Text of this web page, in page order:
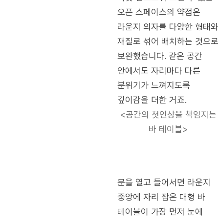
오픈 스페이스의 약점은
라운지 의자를 다양한 형태와
재질로 섞어 배치하는 것으로
보완했습니다. 같은 공간
안에서도 자리마다 다른
분위기가 느껴지도록
깊이감을 더한 거죠.
<공간의 첫인상을 책임지는
바 테이블>
문을 열고 들어서면 라운지
중앙에 자리 잡은 대형 바
테이블이 가장 먼저 눈에